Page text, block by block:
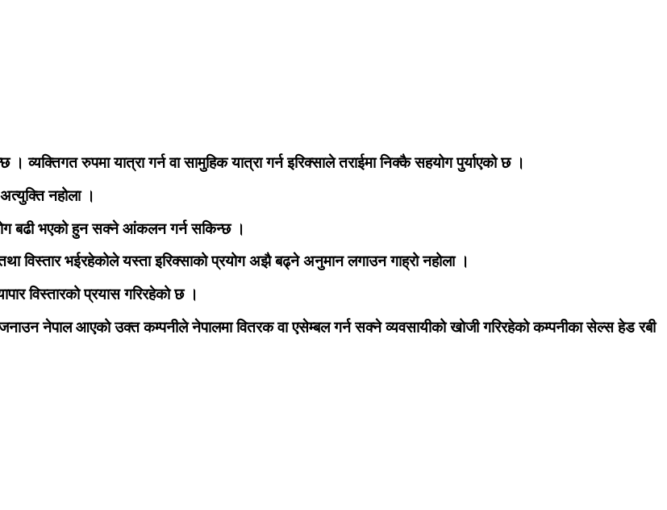
व्यक्तिगत रुपमा यात्रा गर्न वा सामुहिक यात्रा गर्न इरिक्साले तराईमा निक्कै सहयोग पुर्याएको छ ।
नहोला ।
बढी भएको हुन सक्ने आंकलन गर्न सकिन्छ ।
विस्तार भईरहेकोले यस्ता इरिक्साको प्रयोग अझै बढ्ने अनुमान लगाउन गाह्रो नहोला ।
विस्तारको प्रयास गरिरहेको छ ।
नेपाल आएको उक्त कम्पनीले नेपालमा वितरक वा एसेम्बल गर्न सक्ने व्यवसायीको खोजी गरिरहेको कम्पनीका सेल्स हेड रबी